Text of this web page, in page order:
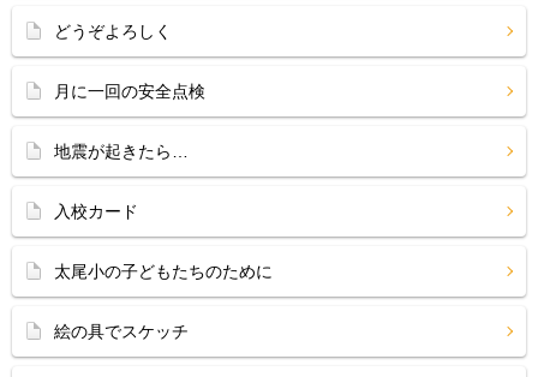
どうぞよろしく
月に一回の安全点検
地震が起きたら…
入校カード
太尾小の子どもたちのために
絵の具でスケッチ